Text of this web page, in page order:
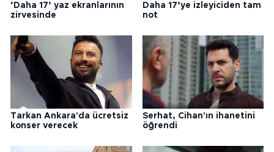
‘Daha 17’ yaz ekranlarının
zirvesinde
Daha 17’ye izleyiciden tam
not
Tarkan Ankara'da ücretsiz
konser verecek
Serhat, Cihan'ın ihanetini
öğrendi